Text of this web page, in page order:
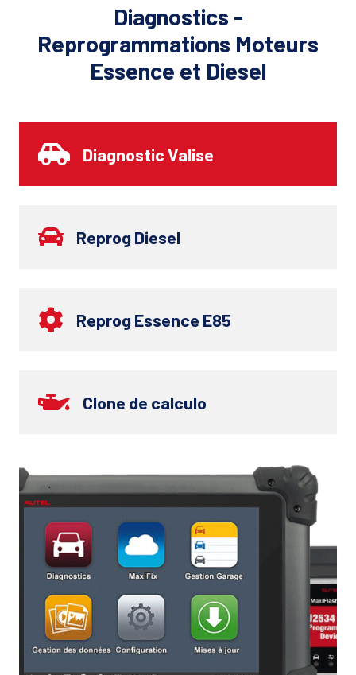
Diagnostics -
Reprogrammations Moteurs
Essence et Diesel
Diagnostic Valise
Reprog Diesel
Reprog Essence E85
Clone de calculo